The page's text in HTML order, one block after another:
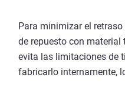
Para minimizar el
de repuesto con
evita las limitaciones de
fabricarlo internamente,